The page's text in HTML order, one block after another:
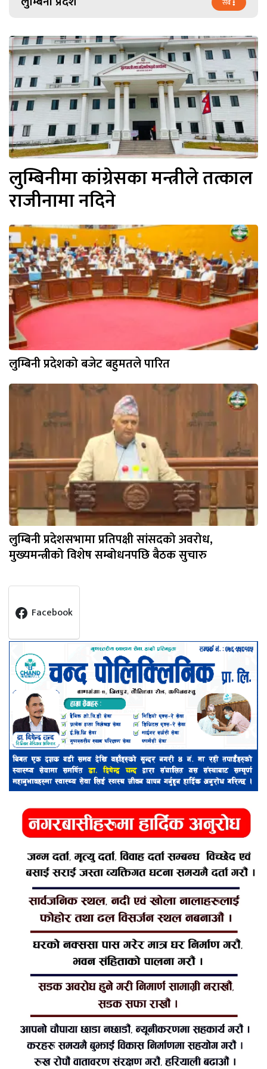
लुम्बिनीमा कांग्रेसका मन्त्रीले तत्काल
राजीनामा नदिने
लुम्बिनी प्रदेशको बजेट बहुमतले पारित
लुम्बिनी प्रदेशसभामा प्रतिपक्षी सांसदको अवरोध,
मुख्यमन्त्रीको विशेष सम्बोधनपछि बैठक सुचारु
Facebook